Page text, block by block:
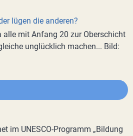
lügen die anderen?
mit Anfang 20 zur Oberschicht
unglücklich machen... Bild:
im UNESCO-Programm „Bildung